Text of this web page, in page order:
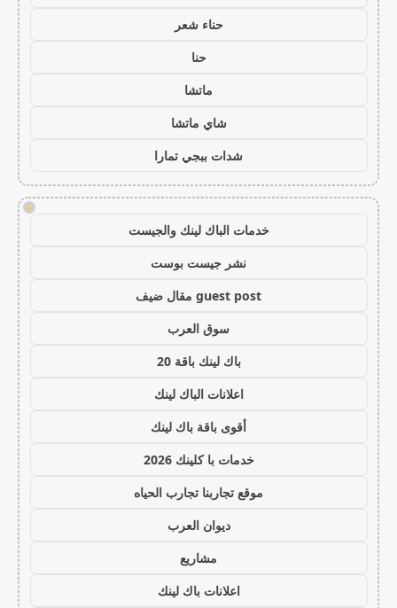
حناء شعر
حنا
ماتشا
شاي ماتشا
شدات ببجي تمارا
!
خدمات الباك لينك والجيست
نشر جيست بوست
guest post مقال ضيف
سوق العرب
باك لينك باقة 20
اعلانات الباك لينك
أقوى باقة باك لينك
خدمات با كلينك 2026
موقع تجاربنا تجارب الحياه
ديوان العرب
مشاريع
اعلانات باك لينك